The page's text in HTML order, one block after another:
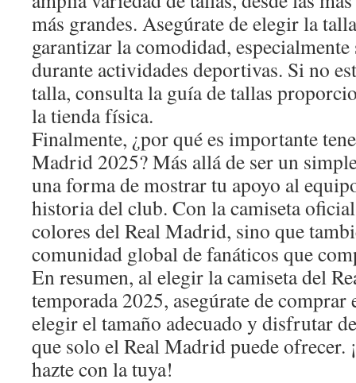
más grandes. Asegúrate de elegir la
garantizar la comodidad, especialmente
durante actividades deportivas. Si no
talla, consulta la guía de tallas
la tienda física.
Finalmente, ¿por qué es importante
Madrid 2025? Más allá de ser un
una forma de mostrar tu apoyo al
historia del club. Con la camiseta
colores del Real Madrid, sino que
comunidad global de fanáticos que
En resumen, al elegir la camiseta del
temporada 2025, asegúrate de comprar
elegir el tamaño adecuado y disfrutar
que solo el Real Madrid puede ofrecer.
hazte con la tuya!